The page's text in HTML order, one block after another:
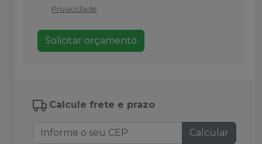
Privacidade.
Solicitar orçamento
Calcule frete e prazo
Calcular